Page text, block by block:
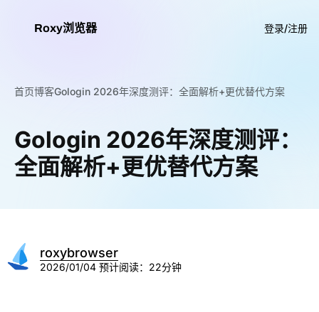
Roxy浏览器 登录/注册
首页博客Gologin 2026年深度测评：全面解析+更优替代方案
Gologin 2026年深度测评：
全面解析+更优替代方案
roxybrowser
2026/01/04 预计阅读：22分钟